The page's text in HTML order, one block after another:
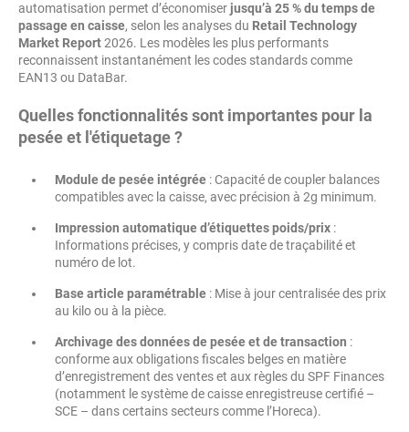
automatisation permet d’économiser jusqu’à 25 % du temps de
passage en caisse, selon les analyses du Retail Technology
Market Report2026. Les modèles les plus performants
reconnaissent instantanément les codes standards comme
EAN13 ou DataBar.
Quelles fonctionnalités sont importantes pour la
pesée et l'étiquetage ?
Module de pesée intégrée : Capacité de coupler balances
compatibles avec la caisse, avec précision à 2g minimum.
Impression automatique d’étiquettes poids/prix :
Informations précises, y compris date de traçabilité et
numéro de lot.
Base article paramétrable : Mise à jour centralisée des prix
au kilo ou à la pièce.
Archivage des données de pesée et de transaction :
conforme aux obligations fiscales belges en matière
d’enregistrement des ventes et aux règles du SPF Finances
(notamment le système de caisse enregistreuse certifié –
SCE – dans certains secteurs comme l’Horeca).